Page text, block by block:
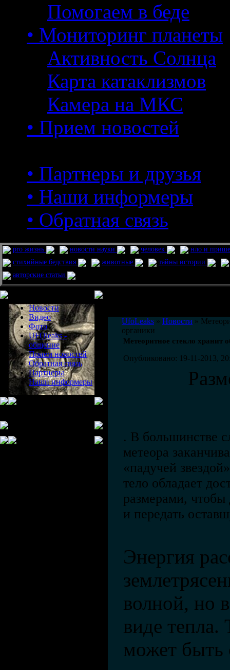
Помогаем в беде
• Мониторинг планеты
Активность Солнца
Карта катаклизмов
Камера на МКС
• Прием новостей
• Партнеры и друзья
• Наши информеры
• Обратная связь
pro жизнь новости науки человек
нло и
стихийные бедствия
животные
тайны истории
авторские статьи
Новости
Видео
Фото
UFOleaks -
общение
Прием новостей
Обратная связь
Партнеры
Наши информеры
UfoLeaks » Новости »
органики
Метеоритное стекло хранит
Опубликовано: 19-11-2013,
. В большинстве
метеора
«падучей
тело обладает
размерами, чтобы
и передать
Энергия
волной, но
виде тепла.
может быть